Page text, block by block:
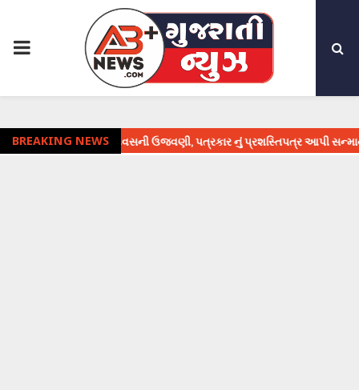
PRIMARY
MENU
BREAKING NEWSદિવસની ઉજવણી, પત્રકાર નું પ્રશસ્તિપત્ર આપી સન્માન ⇝ 16